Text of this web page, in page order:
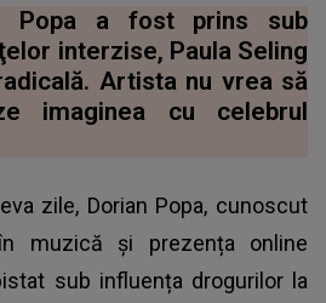
Popa a fost prins sub
interzise, Paula Seling
Artista nu vrea să
imaginea cu celebrul
zile, Dorian Popa, cunoscut
muzică și prezența online
sub influența drogurilor la